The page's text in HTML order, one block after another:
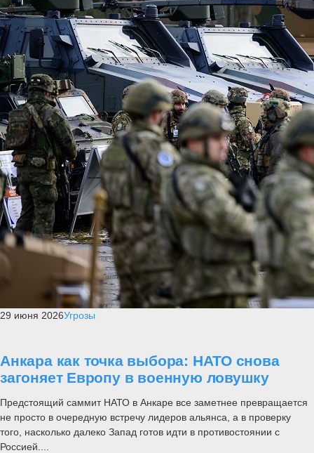
29 июня 2026Угрозы
Анкара как точка выбора: НАТО снова
загоняет Европу в военную ловушку
Предстоящий саммит НАТО в Анкаре все заметнее превращается
не просто в очередную встречу лидеров альянса, а в проверку
того, насколько далеко Запад готов идти в противостоянии с
Россией....